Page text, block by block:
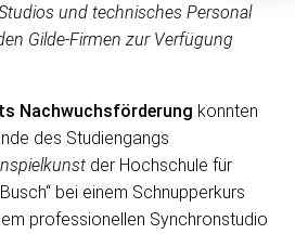
und technisches Personal
Gilde-Firmen zur Verfügung
Nachwuchsförderung konnten
des Studiengangs
der Hochschule für
bei einem Schnupperkurs
professionellen Synchronstudio